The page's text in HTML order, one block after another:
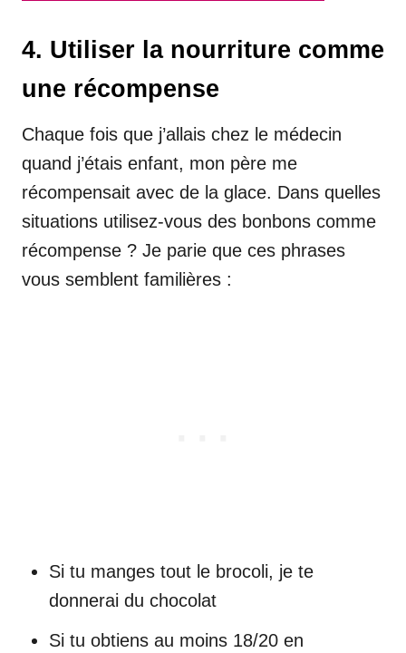
4. Utiliser la nourriture comme
une récompense
Chaque fois que j’allais chez le médecin
quand j’étais enfant, mon père me
récompensait avec de la glace. Dans quelles
situations utilisez-vous des bonbons comme
récompense ? Je parie que ces phrases
vous semblent familières :
Si tu manges tout le brocoli, je te
donnerai du chocolat
Si tu obtiens au moins 18/20 en